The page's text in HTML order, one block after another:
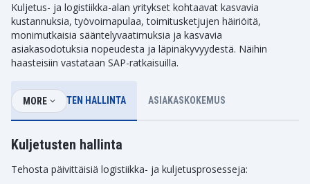
Kuljetus- ja logistiikka-alan yritykset kohtaavat kasvavia
kustannuksia, työvoimapulaa, toimitusketjujen häiriöitä,
monimutkaisia sääntelyvaatimuksia ja kasvavia
asiakasodotuksia nopeudesta ja läpinäkyvyydestä. Näihin
haasteisiin vastataan SAP-ratkaisuilla.
KULJETUSTEN HALLINTA ASIAKASKOKEMUS
MORE
Kuljetusten hallinta
Tehosta päivittäisiä logistiikka- ja kuljetusprosesseja: